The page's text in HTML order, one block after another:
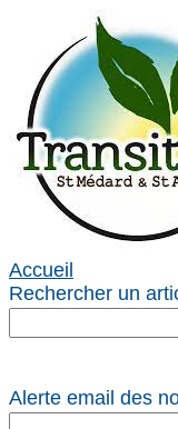
Accueil
Rechercher un
Alerte email des